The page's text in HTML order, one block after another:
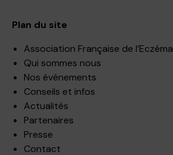
Plan du site
Association Française de l’Eczéma
Qui sommes nous
Nos événements
Conseils et infos
Actualités
Partenaires
Presse
Contact